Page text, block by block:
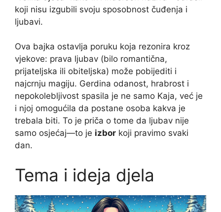
koji nisu izgubili svoju sposobnost čuđenja i
ljubavi.
Ova bajka ostavlja poruku koja rezonira kroz
vjekove: prava ljubav (bilo romantična,
prijateljska ili obiteljska) može pobijediti i
najcrnju magiju. Gerdina odanost, hrabrost i
nepokolebljivost spasila je ne samo Kaja, već je
i njoj omogućila da postane osoba kakva je
trebala biti. To je priča o tome da ljubav nije
samo osjećaj—to je izbor koji pravimo svaki
dan.
Tema i ideja djela